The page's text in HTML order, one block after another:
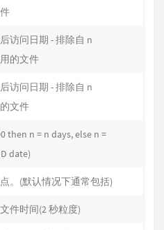
访问日期 - 排除自 n
的文件
访问日期 - 排除自 n
文件
then n = n days, else n =
date)
。(默认情况下通常包括)
件时间(2 秒粒度)